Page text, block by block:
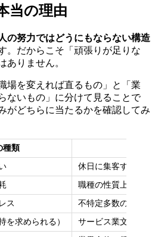
当の理由
の努力ではどうにもならない構造
。だからこそ「頑張りが足りな
ありません。
場を変えれば直るもの」と「業
ないもの」に分けて見ることで
がどちらに当たるかを確認してみ
種類
休日に集客する業
職種の性質上、避
ス 不特定多数の顧客
を求められる） サービス業文化・